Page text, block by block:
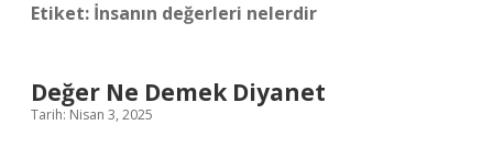
Etiket: İnsanın değerleri nelerdir
Değer Ne Demek Diyanet
Tarih: Nisan 3, 2025